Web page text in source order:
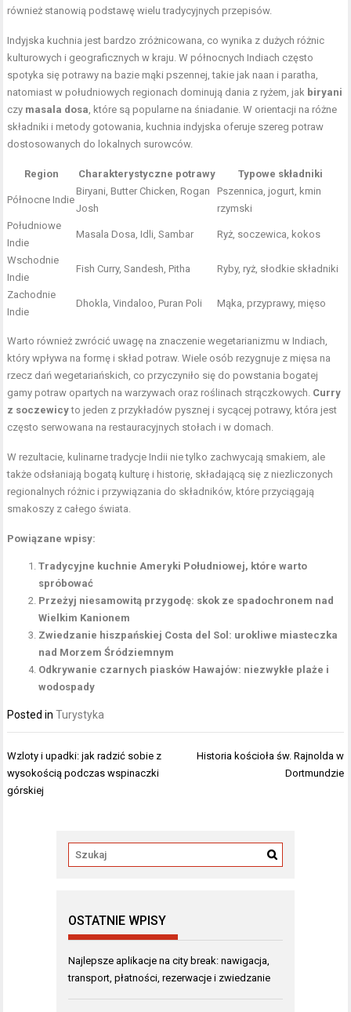
również stanowią podstawę wielu tradycyjnych przepisów.
Indyjska kuchnia jest bardzo zróżnicowana, co wynika z dużych różnic
kulturowych i geograficznych w kraju. W północnych Indiach często
spotyka się potrawy na bazie mąki pszennej, takie jak naan i paratha,
natomiast w południowych regionach dominują dania z ryżem, jak biryani
czy masala dosa , które są popularne na śniadanie. W orientacji na różne
składniki i metody gotowania, kuchnia indyjska oferuje szereg potraw
dostosowanych do lokalnych surowców.
Region Charakterystyczne potrawy Typowe składniki
Północne Indie
Biryani, Butter Chicken, Rogan
Josh
Pszennica, jogurt, kmin
rzymski
Południowe
Indie
Masala Dosa, Idli, Sambar Ryż, soczewica, kokos
Wschodnie
Indie
Fish Curry, Sandesh, Pitha Ryby, ryż, słodkie składniki
Zachodnie
Indie
Dhokla, Vindaloo, Puran Poli Mąka, przyprawy, mięso
Warto również zwrócić uwagę na znaczenie wegetarianizmu w Indiach,
który wpływa na formę i skład potraw. Wiele osób rezygnuje z mięsa na
rzecz dań wegetariańskich, co przyczyniło się do powstania bogatej
gamy potraw opartych na warzywach oraz roślinach strączkowych. Curry
z soczewicyto jeden z przykładów pysznej i sycącej potrawy, która jest
często serwowana na restauracyjnych stołach i w domach.
W rezultacie, kulinarne tradycje Indii nie tylko zachwycają smakiem, ale
także odsłaniają bogatą kulturę i historię, składającą się z niezliczonych
regionalnych różnic i przywiązania do składników, które przyciągają
smakoszy z całego świata.
Powiązane wpisy:
Tradycyjne kuchnie Ameryki Południowej, które warto
spróbować
Przeżyj niesamowitą przygodę: skok ze spadochronem nad
Wielkim Kanionem
Zwiedzanie hiszpańskiej Costa del Sol: urokliwe miasteczka
nad Morzem Śródziemnym
Odkrywanie czarnych piasków Hawajów: niezwykłe plaże i
wodospady
Posted inTurystyka
Nawigacja
wpisu
Wzloty i upadki: jak radzić sobie z
wysokością podczas wspinaczki
górskiej
Historia kościoła św. Rajnolda w
Dortmundzie
OSTATNIE WPISY
Najlepsze aplikacje na city break: nawigacja,
transport, płatności, rezerwacje i zwiedzanie